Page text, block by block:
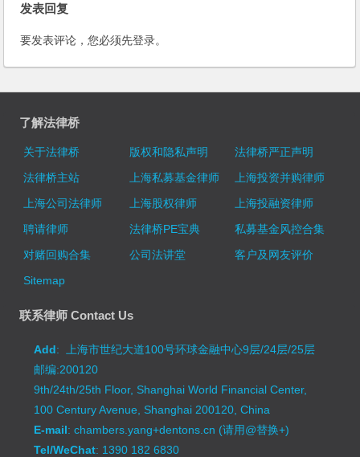
发表回复
要发表评论，您必须先登录。
了解法律桥
关于法律桥 版权和隐私声明
法律桥严正声明
法律桥主站
上海私募基金律师
上海投资并购律师
上海公司法律师
上海股权律师
上海投融资律师
聘请律师
法律桥PE宝典
私募基金风控合集
对赌回购合集
公司法讲堂
客户及网友评价
Sitemap
联系律师 Contact Us
Add: 上海市世纪大道100号环球金融中心9层/24层/25层
邮编:200120
9th/24th/25th Floor, Shanghai World Financial Center,
100 Century Avenue, Shanghai 200120, China
E-mail: chambers.yang+dentons.cn (请用@替换+)
Tel/WeChat: 1390 182 6830